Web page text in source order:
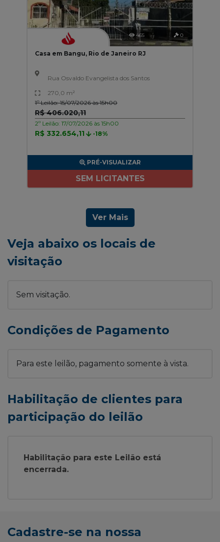
465 0
Casa em Bangu, Rio de Janeiro RJ
Rua Osvaldo Evangelista dos Santos
270,0 m²
1º Leilão: 15/07/2026 às 15h00
R$ 406.020,11
2º Leilão: 17/07/2026 às 15h00
R$ 332.654,11 -18%
PRÉ-VISUALIZAR
SEM LICITANTES
Ver Mais
Veja abaixo os locais de
visitação
Sem visitação.
Condições de Pagamento
Para este leilão, pagamento somente à vista.
Habilitação de clientes para
participação do leilão
Habilitação para este Leilão está
encerrada.
Cadastre-se na nossa